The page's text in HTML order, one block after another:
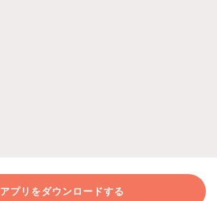
アプリをダウンロードする